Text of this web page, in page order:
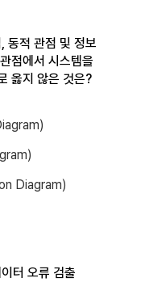
동적 관점 및 정보
점에서 시스템을
옳지 않은 것은?
Diagram)
터 오류 검출